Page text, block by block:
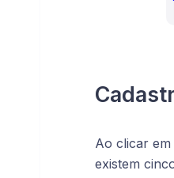
Ao clicar
existem